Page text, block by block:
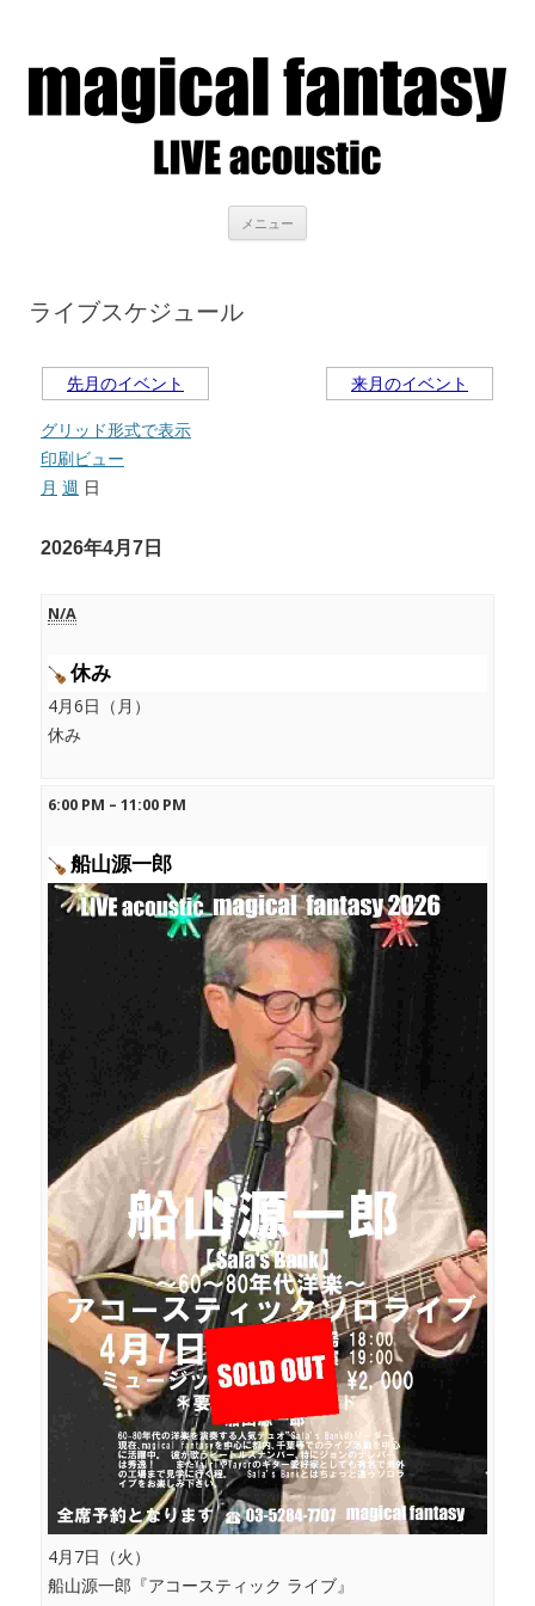
メニュー
ライブスケジュール
先月のイベント 来月のイベント
グリッド形式で表示
印刷ビュー
月 週 日
2026年4月7日
N/A
休み
4月6日（月）
休み
6:00 PM – 11:00 PM
船山源一郎
4月7日（火）
船山源一郎『アコースティック ライブ』